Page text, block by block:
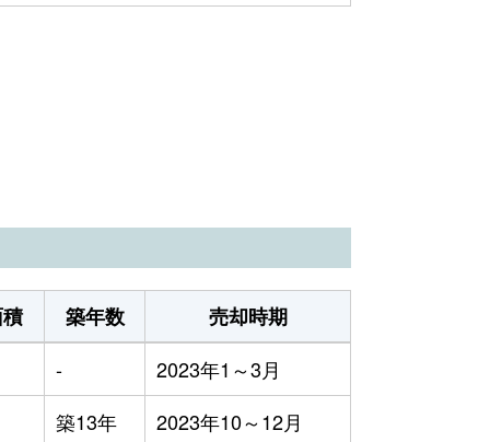
築年数
売却時期
-
2023年1～3月
築13年
2023年10～12月